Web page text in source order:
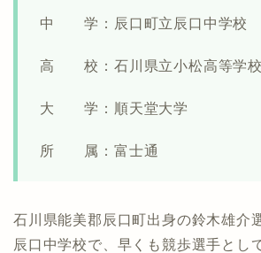
中 学：辰口町立辰口中学校
高 校：石川県立小松高等学校
大 学：順天堂大学
所 属：富士通
石川県能美郡辰口町出身の鈴木雄介
辰口中学校で、早くも競歩選手とし